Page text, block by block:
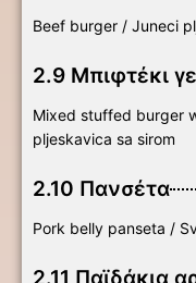
Beef burger / Juneci
2.9 Μπιφτέκι
Mixed stuffed burger
pljeskavica sa sirom
2.10 Πανσέτα
Pork belly panseta /